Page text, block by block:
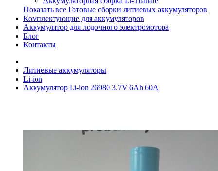
Показать все Готовые сборки литиевых аккумуляторов
Комплектующие для аккумуляторов
Аккумулятор для лодочного электромотора
Блог
Контакты
Литиевые аккумуляторы
Li-ion
Аккумулятор Li-ion 26980 3.7V 6Ah 60A